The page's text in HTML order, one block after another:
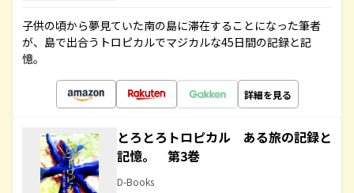
子供の頃から夢見ていた南の島に滞在することになった筆者
が、島で出合うトロピカルでマジカルな45日間の記録と記
憶。
詳細を見る
とろとろトロピカル ある旅の記録と
記憶。 第3巻
D-Books